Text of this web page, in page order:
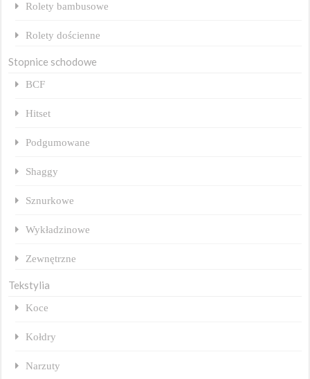
Rolety bambusowe
Rolety dościenne
Stopnice schodowe
BCF
Hitset
Podgumowane
Shaggy
Sznurkowe
Wykładzinowe
Zewnętrzne
Tekstylia
Koce
Kołdry
Narzuty